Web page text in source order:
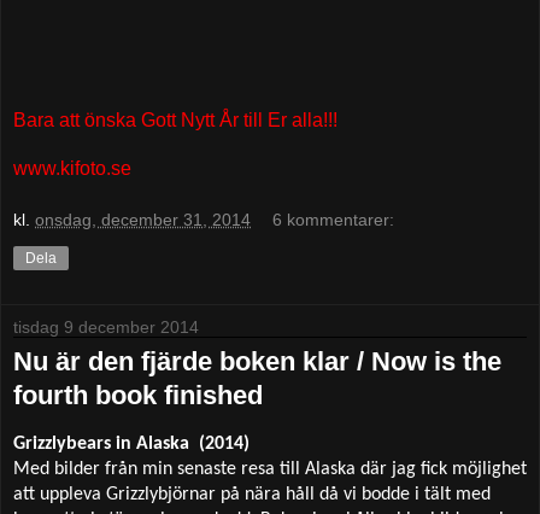
Bara att önska Gott Nytt År till Er alla!!!
www.kifoto.se
kl. onsdag, december 31, 2014 6 kommentarer:
Dela
tisdag 9 december 2014
Nu är den fjärde boken klar / Now is the
fourth book finished
Grizzlybears in Alaska
(2014)
Med bilder från min senaste resa till Alaska där jag fick möjlighet
att uppleva Grizzlybjörnar på nära håll då vi bodde i tält med